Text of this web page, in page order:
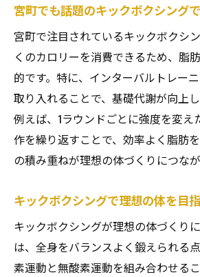
キックボクシングで無理せ
続く理由
キックボクシングとジムの
みよう
キックボクシングでモチベ
ダイエット成功に導くキッ
週に何回が効果的？キック
のポイント
女性に人気！宮町で安心して始
女性でも安心のキックボク
宮町でも話題のキックボクシング
宮町で注目されているキックボクシ
くのカロリーを消費できるため、脂
的です。特に、インターバルトレー
取り入れることで、基礎代謝が向上し
例えば、1ラウンドごとに強度を変え
作を繰り返すことで、効率よく脂肪
の積み重ねが理想の体づくりにつなが
キックボクシングで理想の体を目
キックボクシングが理想の体づくり
は、全身をバランスよく鍛えられる
素運動と無酸素運動を組み合わせる